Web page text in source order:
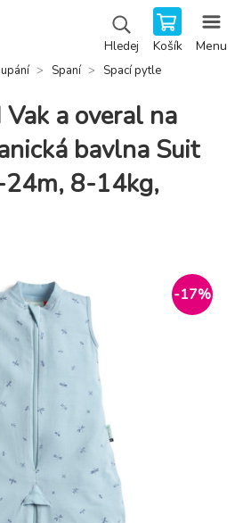
Hledej Košík Menu
Spaní Spací pytle
Vak a overal na
bavlna Suit
8-14kg,
-17%